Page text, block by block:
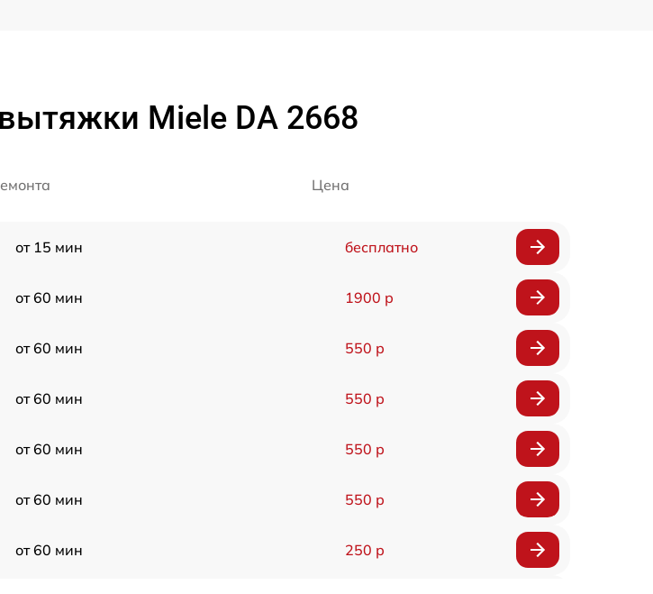
Miele DA 2668
Цена
от 15 мин бесплатно
от 60 мин 1900 р
от 60 мин 550 р
от 60 мин 550 р
от 60 мин 550 р
от 60 мин 550 р
от 60 мин 250 р